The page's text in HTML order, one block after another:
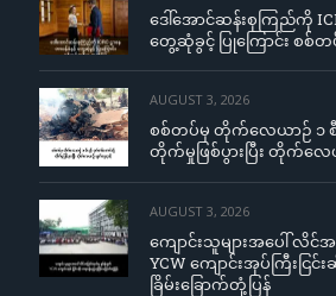
ဒေါ်အောင်ဆန်းစုကြည်ကို
တွေ့ဆုံခွင့် ပြုကြောင်း စစ်
AUGUST 3, 2026
စစ်တပ်မှ တိုက်လေယာဉ် ၁
တိုက်မှုဖြစ်ပွားပြီး တိုက်လ
AUGUST 3, 2026
ကျောင်းသူများအပေါ် လိ
YCW ကျောင်းအုပ်ကြီးငြ
ခြိမ်းခြောက်တုံ့ပြန်